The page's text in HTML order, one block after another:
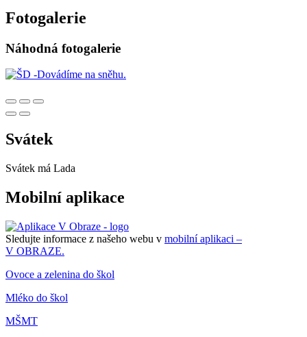
Fotogalerie
Náhodná fotogalerie
Svátek
Svátek má Lada
Mobilní aplikace
Sledujte informace z našeho webu v mobilní aplikaci –
V OBRAZE.
Ovoce a zelenina do škol
Mléko do škol
MŠMT